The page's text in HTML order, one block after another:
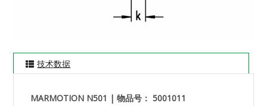
技术数据
MARMOTION N501 | 物品号： 5001011